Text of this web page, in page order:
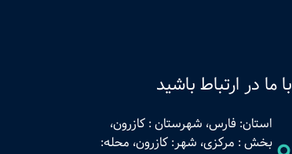
با ما در ارتباط باشید
استان: فارس، شهرستان : کازرون،
بخش : مرکزی، شهر: کازرون، محله: